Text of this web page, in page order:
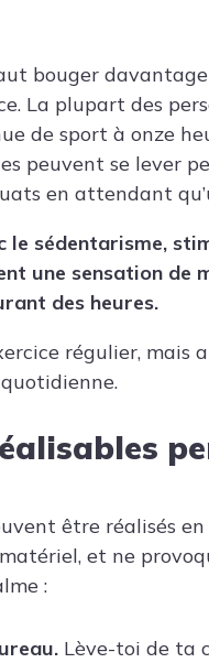
bouger
La plupart des
de sport à onze
peuvent se lever
en attendant
le sédentarisme,
une sensation de
des heures.
régulier,
être réalisés
et ne
:
Lève-toi de ta